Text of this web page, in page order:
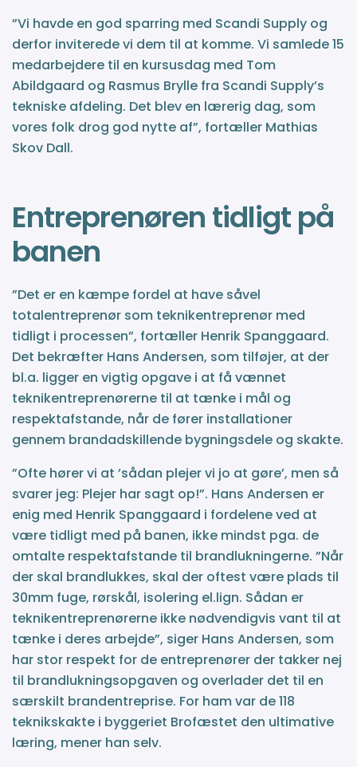
”Vi havde en god sparring med Scandi Supply og
derfor inviterede vi dem til at komme. Vi samlede 15
medarbejdere til en kursusdag med Tom
Abildgaard og Rasmus Brylle fra Scandi Supply’s
tekniske afdeling. Det blev en lærerig dag, som
vores folk drog god nytte af”, fortæller Mathias
Skov Dall.
Entreprenøren tidligt på
banen
”Det er en kæmpe fordel at have såvel
totalentreprenør som teknikentreprenør med
tidligt i processen”, fortæller Henrik Spanggaard.
Det bekræfter Hans Andersen, som tilføjer, at der
bl.a. ligger en vigtig opgave i at få vænnet
teknikentreprenørerne til at tænke i mål og
respektafstande, når de fører installationer
gennem brandadskillende bygningsdele og skakte.
”Ofte hører vi at ’sådan plejer vi jo at gøre’, men så
svarer jeg: Plejer har sagt op!”. Hans Andersen er
enig med Henrik Spanggaard i fordelene ved at
være tidligt med på banen, ikke mindst pga. de
omtalte respektafstande til brandlukningerne. ”Når
der skal brandlukkes, skal der oftest være plads til
30mm fuge, rørskål, isolering el.lign. Sådan er
teknikentreprenørerne ikke nødvendigvis vant til at
tænke i deres arbejde”, siger Hans Andersen, som
har stor respekt for de entreprenører der takker nej
til brandlukningsopgaven og overlader det til en
særskilt brandentreprise. For ham var de 118
teknikskakte i byggeriet Brofæstet den ultimative
læring, mener han selv.